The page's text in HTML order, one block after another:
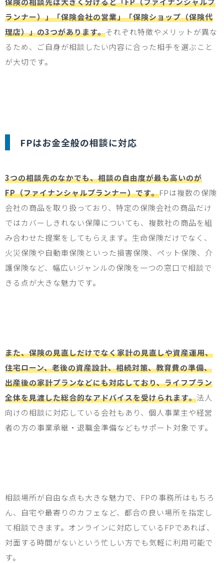
ランナー）」「保険会社の営業」「保険ショップ（保険代
理店）」の3つがあります。それぞれ特徴やメリットが異な
るため、ご自身が相談したい内容に合った相手を選ぶこと
が大切です。
FPはお金全般の相談に対応
3つの相談先のなかでも、相談の自由度が最も高いのが
FP（ファイナンシャルプランナー）です。FPは複数の保険
会社の商品を取り扱っており、特定の保険会社の商品だけ
ではカバーしきれない保障についても、複数社の商品を組
み合わせた提案をしてもらえます。生命保険だけでなく、
火災保険や自動車保険といった損害保険、ペット保険、介
護保険など、幅広いジャンルの保険を一つの窓口で相談で
きる点が大きな魅力です。
また、保険の見直しだけでなく家計の見直しや資産運用、
住宅ローン、老後の資産設計、相続対策、教育費の準備、
出産後の家計プランなどにも対応しており、ライフプラン
全体を見渡した総合的なアドバイスを受けられます。法人
向けの相談に対応している会社もあり、個人事業主や経営
者の方の事業承継・退職金準備などもサポート対象です。
相談場所が自由な点も大きな魅力で、 FPの事務所はもちろ
ん、自宅や最寄りのカフェなど、都合の良い場所を指定し
て相談できます。オンラインに対応している FPであれば、
対面する時間がないという忙しい方でも気軽に利用可能で
す。